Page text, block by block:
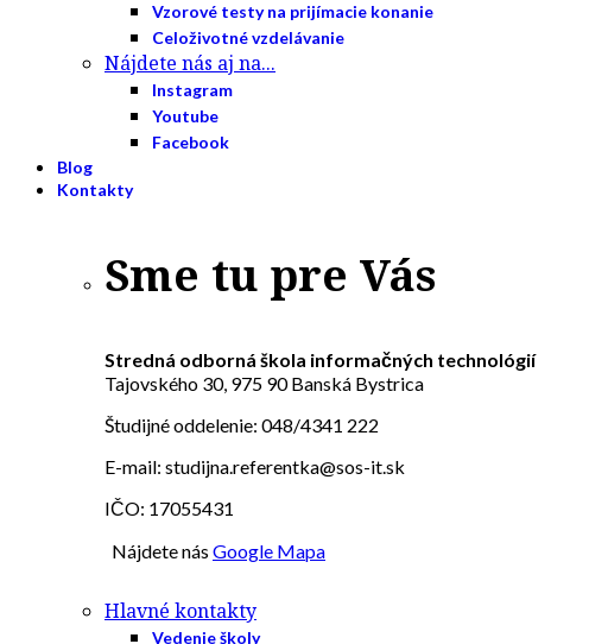
Vzorové testy na prijímacie konanie
Celoživotné vzdelávanie
Nájdete nás aj na...
Instagram
Youtube
Facebook
Blog
Kontakty
Sme tu pre Vás
Stredná odborná škola informačných technológií
Tajovského 30, 975 90 Banská Bystrica
Študijné oddelenie: 048/4341 222
E-mail: studijna.referentka@sos-it.sk
IČO: 17055431
Nájdete nás Google Mapa
Hlavné kontakty
Vedenie školy